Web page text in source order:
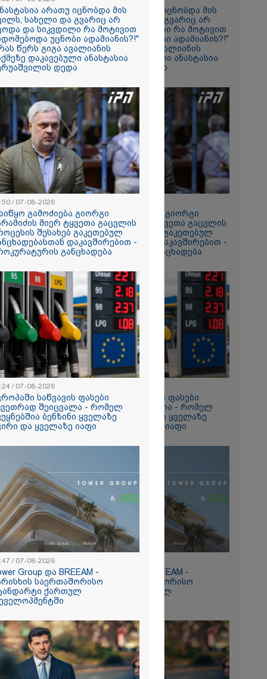
ავტორს...
ის
-
და
თვე
ადგილი
სადაც
(ფოტოები)
SpaceX-ის
შეჯახების
კადრები -
აპარატმა
და
– რატომ
დარღვევებს
799.30
"ანასტასია არათუ იცნობდა მის
შვილს, სახელი და გვარიც არ
იცოდა და სიკვდილი რა მოტივით
ენდომებოდა უცნობი ადამიანის?!"
- რას წერს გიგა ავალიანის
საქმეზე დაკავებული ანასტასია
ბერუაშვილის დედა
დაიწყო გამოძიება გიორგი
ბარამიძის მიერ ტყვეთა გაცვლის
პროცესის შესახებ გაკეთებულ
განცხადებასთან დაკავშირებით -
პროკურატურის განცხადება
ევროპაში საწვავის ფასები
მკვეთრად შეიცვალა - რომელ
ქვეყნებშია ბენზინი ყველაზე
ძვირი და ყველაზე იაფი
Tower Group და BREEAM -
ხარისხის საერთაშორისო
სტანდარტი ქართულ
არათუ იცნობდა მის
სახელი და გვარიც არ
და სიკვდილი რა მოტივით
უცნობი ადამიანის?!"
წერს გიგა ავალიანის
დაკავებული ანასტასია
დედა
/ 07-08-2026
გამოძიება გიორგი
მიერ ტყვეთა გაცვლის
შესახებ გაკეთებულ
დაკავშირებით -
განცხადება
/ 07-08-2026
საწვავის ფასები
შეიცვალა - რომელ
ბენზინი ყველაზე
და ყველაზე იაფი
/ 07-08-2026
Group და BREEAM -
საერთაშორისო
ქართულ